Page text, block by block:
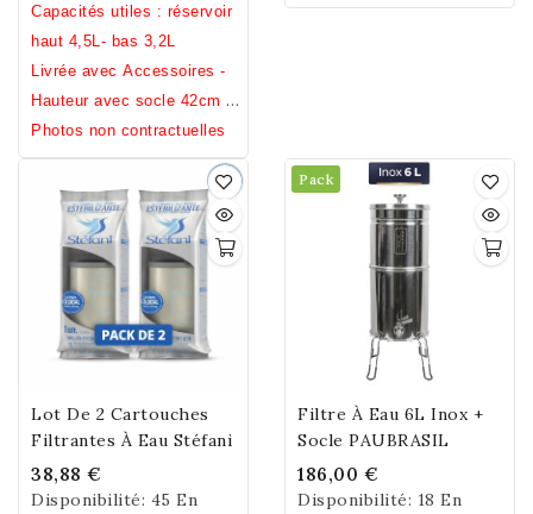
céramique.
Capacités utiles : réservoir
haut 4,5L- bas 3,2L
Livrée avec Accessoires -
Hauteur avec socle 42cm /
Hauteur sans socle 31cm /
Diamètre 23cm / Poids
7,2kg.
Photos non contractuelles
attention au diamètre
(conductivité électrique,
Lot De 2 Cartouches
Filtrantes À Eau Stéfani
38,88 €
Disponibilité: 45 En
Pack
Filtre À Eau 6L Inox +
Socle PAUBRASIL
186,00 €
Disponibilité: 18 En